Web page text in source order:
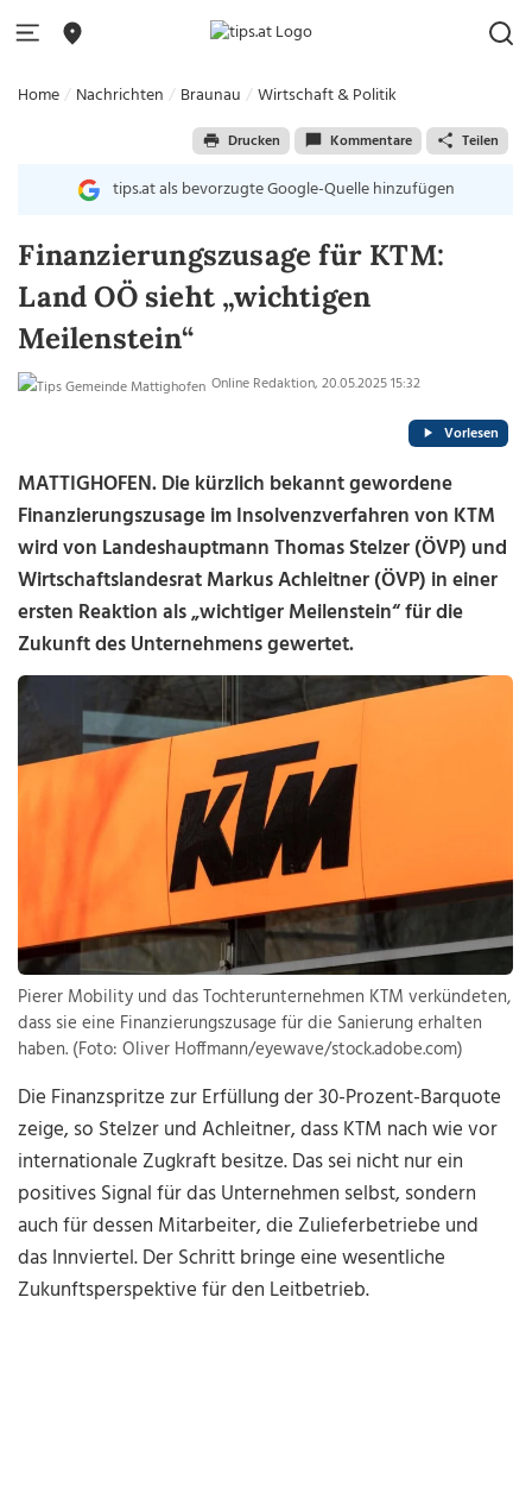
Home Nachrichten Braunau Wirtschaft & Politik
Drucken Kommentare Teilen
tips.at als bevorzugte Google-Quelle hinzufügen
Finanzierungszusage für KTM:
Land OÖ sieht „wichtigen
Meilenstein“
Online Redaktion, 20.05.2025 15:32
Vorlesen
MATTIGHOFEN. Die kürzlich bekannt gewordene
Finanzierungszusage im Insolvenzverfahren von KTM
wird von Landeshauptmann Thomas Stelzer (ÖVP) und
Wirtschaftslandesrat Markus Achleitner (ÖVP) in einer
ersten Reaktion als „wichtiger Meilenstein“ für die
Zukunft des Unternehmens gewertet.
Pierer Mobility und das Tochterunternehmen KTM verkündeten,
dass sie eine Finanzierungszusage für die Sanierung erhalten
haben. (Foto: Oliver Hoffmann/eyewave/stock.adobe.com)
Die Finanzspritze zur Erfüllung der 30-Prozent-Barquote
zeige, so Stelzer und Achleitner, dass KTM nach wie vor
internationale Zugkraft besitze. Das sei nicht nur ein
positives Signal für das Unternehmen selbst, sondern
auch für dessen Mitarbeiter, die Zulieferbetriebe und
das Innviertel. Der Schritt bringe eine wesentliche
Zukunftsperspektive für den Leitbetrieb.